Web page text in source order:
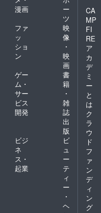
漫画
ー
ツ
ファ
ッ
ショ
ン
映
像
・
映
画
ゲー
ム・
サー
ビス
開発
書
籍
・
雑
誌
出
版
ビジ
ネ
ス・
起業
ビ
ュ
ー
テ
ィ
ー
・
ヘ
CA
MP
FI
RE
ア
カ
デ
ミ
ー
と
は
ク
ラ
ウ
ド
フ
ァ
ン
デ
ィ
ン
グ